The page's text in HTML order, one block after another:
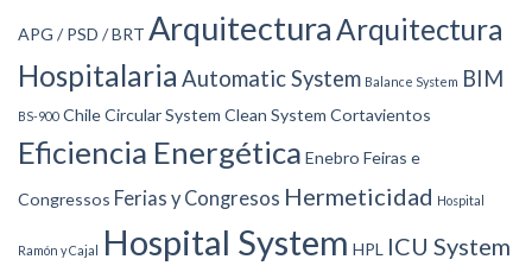
APG / PSD / BRT Arquitectura Arquitectura
Hospitalaria Automatic System Balance System BIM
BS-900 ChileCircular System Clean System Cortavientos
Eficiencia Energética Enebro Feiras e
Congressos Ferias y Congresos Hermeticidad Hospital
Ramón y Cajal Hospital System HPL ICU System